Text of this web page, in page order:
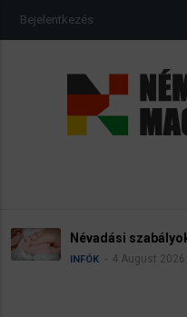
USER
ACCOUNT
Bejelentkezés
Névadási
INFÓK 4 August 2026